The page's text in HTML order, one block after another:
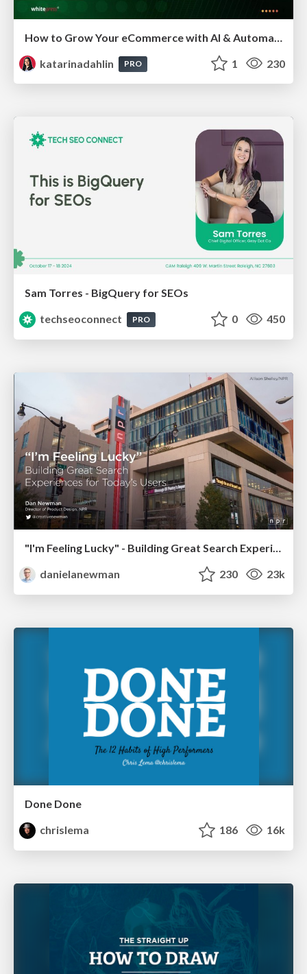
katarinadahlin
PRO 1 230
Sam Torres - BigQuery for SEOs
techseoconnect
PRO 0 450
"I'm Feeling Lucky" - Building Great Search Experiences for Today's Users (#IAC19)
danielanewman
230 23k
Done Done
chrislema
186 16k